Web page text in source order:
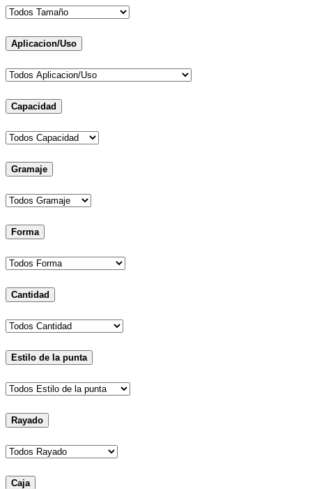
Aplicacion/Uso
Capacidad
Gramaje
Forma
Cantidad
Estilo de la punta
Rayado
Caja